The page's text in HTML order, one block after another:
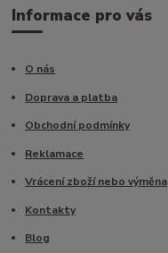
Informace pro vás
O nás
Doprava a platba
Obchodní podmínky
Reklamace
Vrácení zboží nebo výměna
Kontakty
Blog